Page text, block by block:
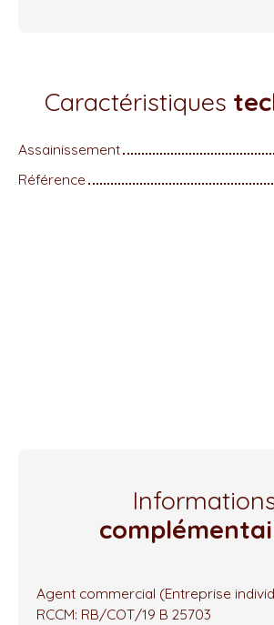
Caractéristiques
Assainissement
Référence
Agent commercial (Entreprise
RCCM: RB/COT/19 B 25703